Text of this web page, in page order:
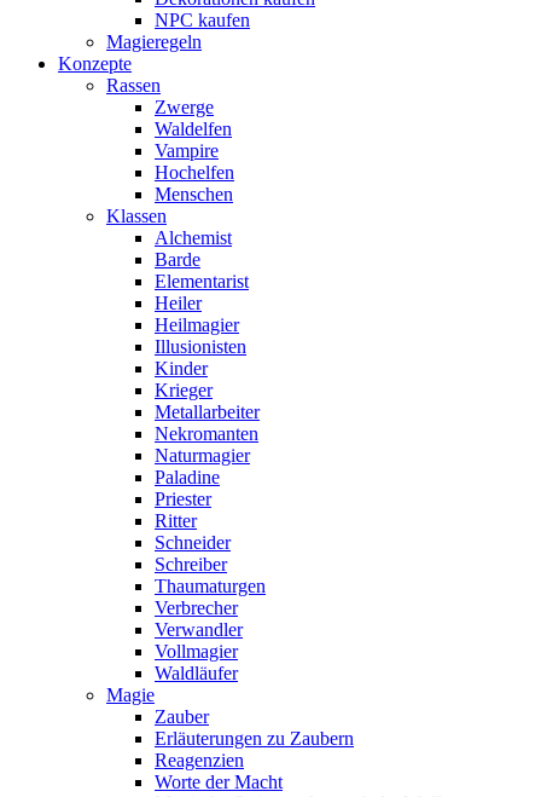
NPC kaufen
Magieregeln
Konzepte
Rassen
Zwerge
Waldelfen
Vampire
Hochelfen
Menschen
Klassen
Alchemist
Barde
Elementarist
Heiler
Heilmagier
Illusionisten
Kinder
Krieger
Metallarbeiter
Nekromanten
Naturmagier
Paladine
Priester
Ritter
Schneider
Schreiber
Thaumaturgen
Verbrecher
Verwandler
Vollmagier
Waldläufer
Magie
Zauber
Erläuterungen zu Zaubern
Reagenzien
Worte der Macht